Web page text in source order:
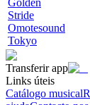
Stride
Omotesound
Tokyo
Transferir app
Links úteis
Catálogo musical